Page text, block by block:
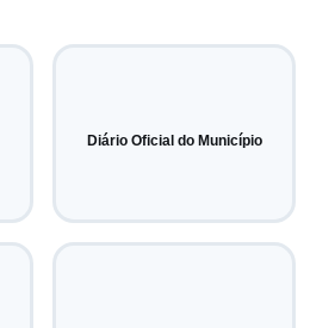
Diário Oficial do Município